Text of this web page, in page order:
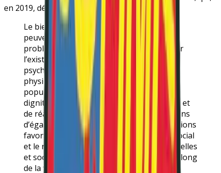
en 2019, définissait que :
Le bien-être et la bonne santé mentale ne
peuvent se définir par la seule absence de
problèmes de santé mentale, mais bien par
l’existence d’un environnement social,
psychosocial, politique, économique et
physique qui donne aux personnes et aux
populations les moyens de vivre dans la
dignité, de jouir pleinement de leurs droits et
de réaliser leur potentiel dans des conditions
d’égalité. À cette fin, il faut créer des conditions
favorables, qui valorisent à la fois le lien social
et le respect, grâce à des relations individuelles
et sociales saines et non violentes tout au long
de la vie.